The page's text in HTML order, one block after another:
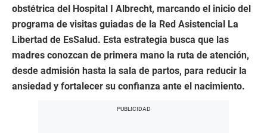
obstétrica del Hospital I Albrecht, marcando el inicio del
programa de visitas guiadas de la Red Asistencial La
Libertad de EsSalud. Esta estrategia busca que las
madres conozcan de primera mano la ruta de atención,
desde admisión hasta la sala de partos, para reducir la
ansiedad y fortalecer su confianza ante el nacimiento.